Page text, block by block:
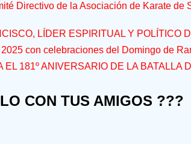
Directivo de la Asociación de Karate de
LÍDER ESPIRITUAL Y POLÍTICO
con celebraciones del Domingo de
EL 181º ANIVERSARIO DE LA BATALLA
CON TUS AMIGOS ???